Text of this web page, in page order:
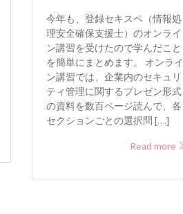
今年も、登録セキスペ（情報処
理安全確保支援士）のオンライ
ン講習を受けたので学んだこと
を簡単にまとめます。 オンライ
ン講習では、企業内のセキュリ
ティ管理に関するプレゼン形式
の資料を数百ページ読んで、各
セクションごとの選択問 […]
Read more